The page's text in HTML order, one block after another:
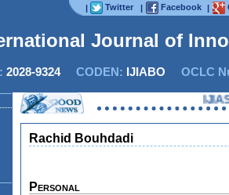
| Twitter | Facebook |
Journal of
2028-9324CODEN: IJIABO OCLC
IJIAS
Rachid Bouhdadi
Personal